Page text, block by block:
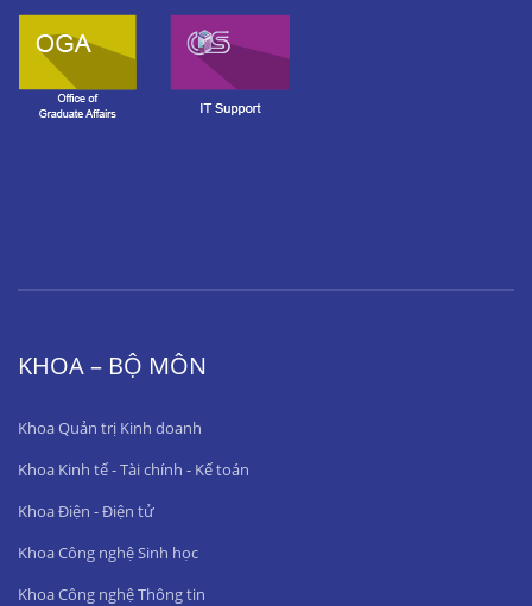
KHOA – BỘ MÔN
Khoa Quản trị Kinh doanh
Khoa Kinh tế - Tài chính - Kế toán
Khoa Điện - Điện tử
Khoa Công nghệ Sinh học
Khoa Công nghệ Thông tin